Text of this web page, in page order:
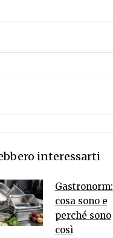
interessarti
Gastronorm:
cosa sono e
perché sono
così